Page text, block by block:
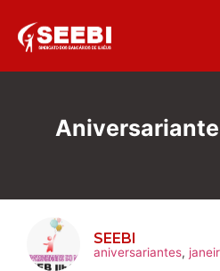
SEEBI
aniversariantes,